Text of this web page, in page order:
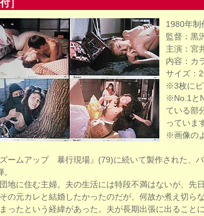
］
1980年制
監督：黒
主演：宮
内容：カ
サイズ：
※3枚にピ
※No.1と
ている部
っていま
※画像の
ームアップ 暴行現場』(79)に続いて製作された、
地に住む主婦。夫の生活には特段不満はないが、先
の元カレと結婚したかったのだが、何故か煮え切ら
ったという経緯があった。夫が長期出張に出ること